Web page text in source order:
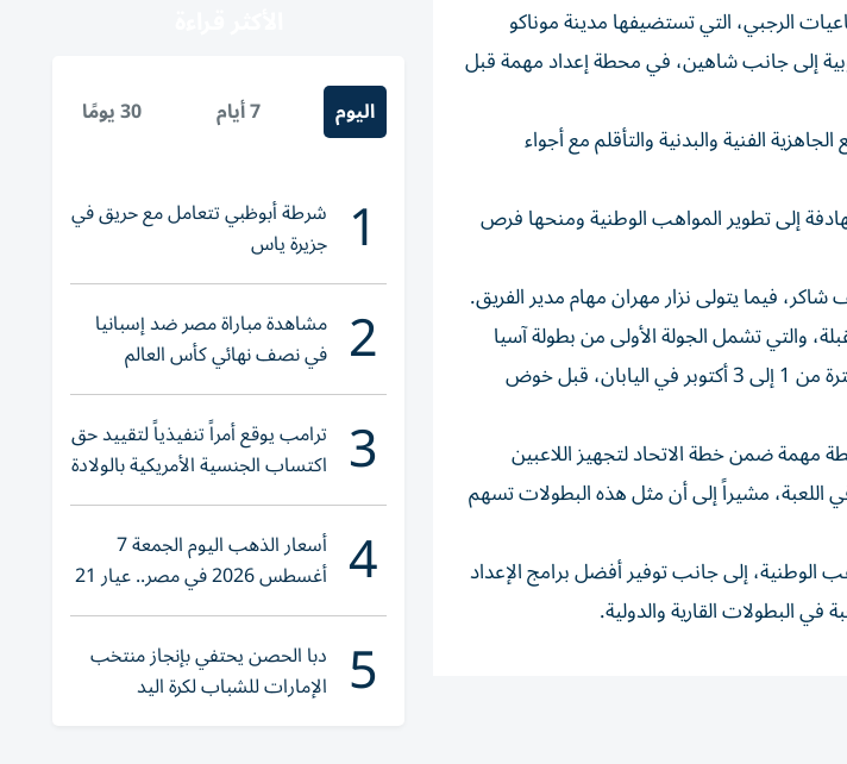
الرجبي، التي تستضيفها مدينة موناكو
والمنتخبات الأوروبية إلى جانب شاهين، في محطة إعداد مهمة قبل
الفنية والبدنية والتأقلم مع أجواء
إلى تطوير المواهب الوطنية ومنحها فرص
والتي تشمل الجولة الأولى من بطولة آسيا
للرجال والسيدات يومي 29 و30 أغسطس في الصين، ثم دورة الألعاب الآسيوية خلال الفترة من 1 إلى 3 أكتوبر في اليابان، قبل خوض
مهمة ضمن خطة الاتحاد لتجهيز اللاعبين
مشيراً إلى أن مثل هذه البطولات تسهم
إلى جانب توفير أفضل برامج الإعداد
البطولات القارية والدولية.
اليوم 7 أيام 30 يومًا
1 شرطة أبوظبي تتعامل مع حريق في
جزيرة ياس
2 مشاهدة مباراة مصر ضد إسبانيا
في نصف نهائي كأس العالم
لناشئات اليد 2026
3 ترامب يوقع أمراً تنفيذياً لتقييد حق
اكتساب الجنسية الأمريكية بالولادة
4 أسعار الذهب اليوم الجمعة 7
أغسطس 2026 في مصر.. عيار 21
يقترب من هذا الرقم
5 دبا الحصن يحتفي بإنجاز منتخب
الإمارات للشباب لكرة اليد